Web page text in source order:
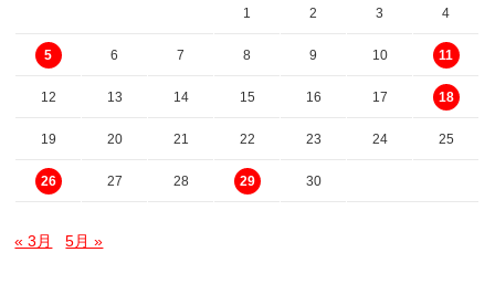
1 2 3 4
5 6 7 8 9 10 11
12 13 14 15 16 17 18
19 20 21 22 23 24 25
26 27 28 29 30
« 3月 5月 »